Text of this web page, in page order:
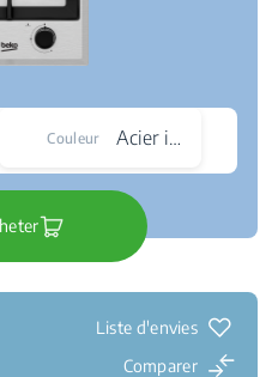
Couleur Acier inoxydable
Liste d'envies
Comparer